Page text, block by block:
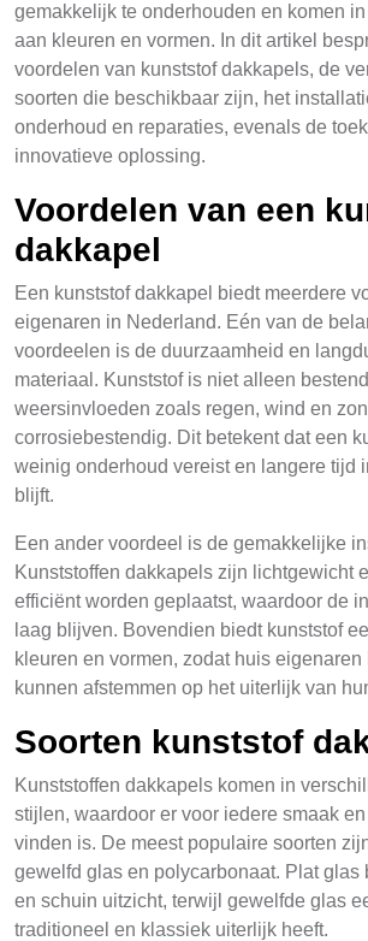
gemakkelijk te onderhouden en komen
aan kleuren en vormen. In dit artikel
voordelen van kunststof dakkapels, de
soorten die beschikbaar zijn, het
onderhoud en reparaties, evenals de
innovatieve oplossing.
Voordelen van een
dakkapel
Een kunststof dakkapel biedt meerdere
eigenaren in Nederland. Eén van de
voordeelen is de duurzaamheid en
materiaal. Kunststof is niet alleen
weersinvloeden zoals regen, wind en
corrosiebestendig. Dit betekent dat een
weinig onderhoud vereist en langere tijd
blijft.
Een ander voordeel is de gemakkelijke
Kunststoffen dakkapels zijn lichtgewicht
efficiënt worden geplaatst, waardoor de
laag blijven. Bovendien biedt kunststof
kleuren en vormen, zodat huis eigenaren
kunnen afstemmen op het uiterlijk van
Soorten kunststof
Kunststoffen dakkapels komen in
stijlen, waardoor er voor iedere smaak
vinden is. De meest populaire soorten
gewelfd glas en polycarbonaat. Plat glas
en schuin uitzicht, terwijl gewelfde glas
traditioneel en klassiek uiterlijk heeft.